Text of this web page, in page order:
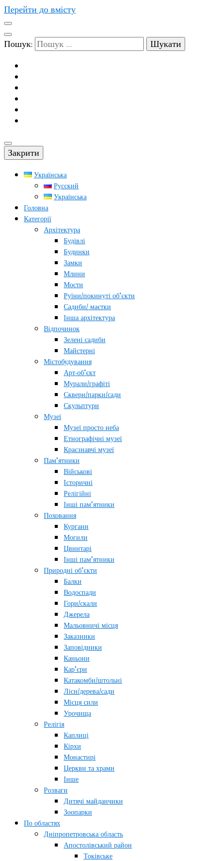
Перейти до вмісту
Пошук:
Закрити
Українська
Русский
Українська
Головна
Категорії
Архітектура
Будівлі
Будинки
Замки
Млини
Мости
Руїни/покинуті об’єкти
Садиби/ маєтки
Інша архітектура
Відпочинок
Зелені садиби
Майстерні
Містобудування
Арт-об’єкт
Мурали/графіті
Сквери/парки/сади
Скульптури
Музеї
Музеї просто неба
Етнографічні музеї
Краєзнавчі музеї
Пам’ятники
Військові
Історичні
Релігійні
Інші пам’ятники
Поховання
Кургани
Могили
Цвинтарі
Інші пам’ятники
Природні об’єкти
Балки
Водоспади
Гори/скали
Джерела
Мальовничі місця
Заказники
Заповідники
Каньони
Кар’єри
Катакомби/штольні
Ліси/дерева/сади
Місця сили
Урочища
Релігія
Каплиці
Кірхи
Монастирі
Церкви та храми
Інше
Розваги
Дитячі майданчики
Зоопарки
По областях
Дніпропетровська область
Апостолівський район
Токівське